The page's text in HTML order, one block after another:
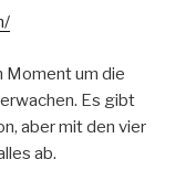
Moment um die
Es gibt
aber mit den vier
ab.